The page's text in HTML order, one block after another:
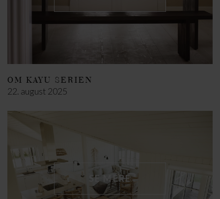
OM KAYU SERIEN
22. august 2025
SE MERE